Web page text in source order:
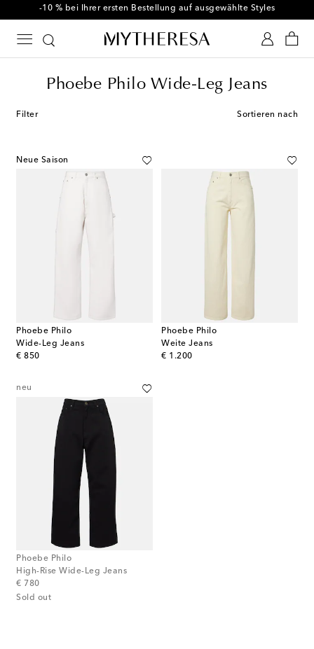
-10 % bei Ihrer ersten Bestellung auf ausgewählte Styles
Phoebe Philo Wide-Leg Jeans
Filter Sortieren nach
Neue Saison
Phoebe Philo
Wide-Leg Jeans
€ 850
original price
Phoebe Philo
Weite Jeans
€ 1.200
original price
neu
Phoebe Philo
High-Rise Wide-Leg Jeans
€ 780
original price
Sold out